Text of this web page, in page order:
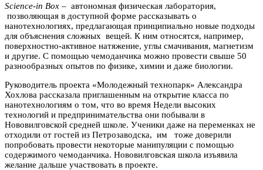
Science-in Box – автономная физическая лаборатория,
позволяющая в доступной форме рассказывать о
нанотехнологиях, предлагающая принципиально новые подходы
для объяснения сложных вещей. К ним относятся, например,
поверхностно-активное натяжение, углы смачивания, магнетизм
и другие. С помощью чемоданчика можно провести свыше 50
разнообразных опытов по физике, химии и даже биологии.
Руководитель проекта «Молодежный технопарк» Александра
Хохлова рассказала приглашенным на открытие класса по
нанотехнологиям о том, что во время Недели высоких
технологий и предпринимательства они побывали в
Нововилговской средней школе. Ученики даже на переменках не
отходили от гостей из Петрозаводска, им тоже доверили
попробовать провести некоторые манипуляции с помощью
содержимого чемоданчика. Нововилговская школа изъявила
желание дальше участвовать в проекте.